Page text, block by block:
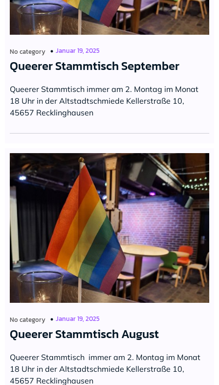
No category Januar 19, 2025
Queerer Stammtisch September
Queerer Stammtisch immer am 2. Montag im Monat
18 Uhr in der Altstadtschmiede Kellerstraße 10,
45657 Recklinghausen
No category Januar 19, 2025
Queerer Stammtisch August
Queerer Stammtisch immer am 2. Montag im Monat
18 Uhr in der Altstadtschmiede Kellerstraße 10,
45657 Recklinghausen